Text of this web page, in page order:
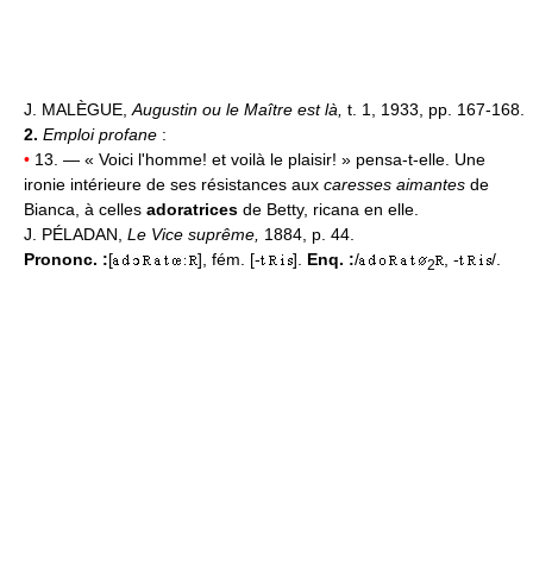
J. MALÈGUE, Augustin ou le Maître est là, t. 1, 1933, pp. 167-168.
2. Emploi profane :
• 13. — « Voici l'homme! et voilà le plaisir! » pensa-t-elle. Une
ironie intérieure de ses résistances aux caresses aimantes de
Bianca, à celles adoratrices de Betty, ricana en elle.
J. PÉLADAN, Le Vice suprême, 1884, p. 44.
Prononc. :[ ], fém. [- ]. Enq. :/ 2 , - /.